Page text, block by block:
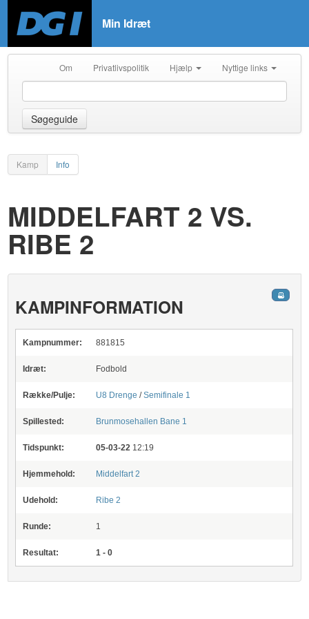
Min Idræt
Om Privatlivspolitik Hjælp Nyttige links
Søgeguide
Kamp Info
MIDDELFART 2 VS.
RIBE 2
KAMPINFORMATION
Kampnummer: 881815
Idræt: Fodbold
Række/Pulje: U8 Drenge/Semifinale 1
Spillested: Brunmosehallen Bane 1
Tidspunkt: 05-03-22 12:19
Hjemmehold: Middelfart 2
Udehold: Ribe 2
Runde: 1
Resultat: 1 - 0